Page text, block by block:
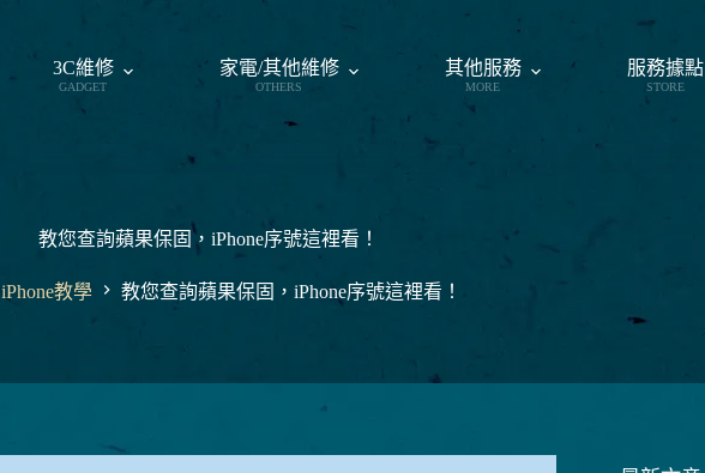
3C維修
GADGET
家電/其他維修
OTHERS
其他服務
MORE
服務據點
STORE
教您查詢蘋果保固，iPhone序號這裡看！
iPhone教學 教您查詢蘋果保固，iPhone序號這裡看！